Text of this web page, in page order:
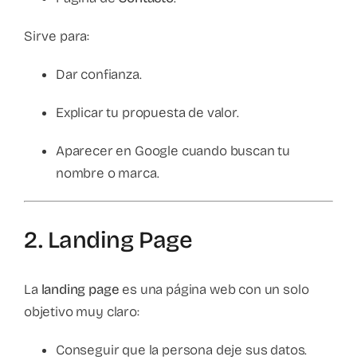
Sirve para:
Dar confianza.
Explicar tu propuesta de valor.
Aparecer en Google cuando buscan tu
nombre o marca.
2. Landing Page
La landing page es una página web con un solo
objetivo muy claro:
Conseguir que la persona deje sus datos.